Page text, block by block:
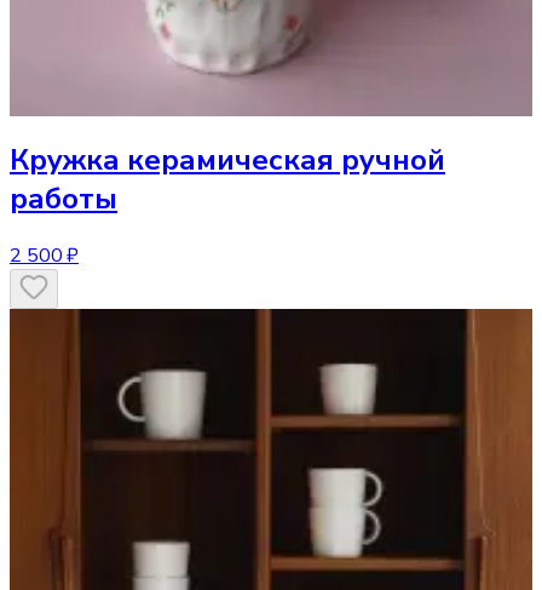
Кружка керамическая ручной
работы
2 500 ₽